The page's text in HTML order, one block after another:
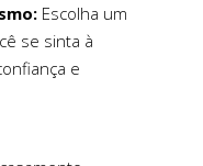
Escolha um
se sinta à
e